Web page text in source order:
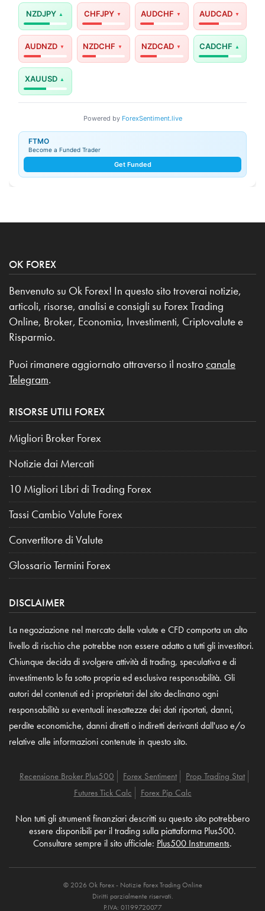
NZDJPY CHFJPY AUDCHF AUDCAD
AUDNZD NZDCHF NZDCAD CADCHF
XAUUSD
Powered by ForexSentiment.live
FTMO
Become a Funded Trader
Get Funded
OK FOREX
Benvenuto su Ok Forex! In questo sito troverai notizie,
articoli, risorse, analisi e consigli su Forex Trading
Online, Broker, Economia, Investimenti, Criptovalute e
Risparmio.
Puoi rimanere aggiornato attraverso il nostro canale
Telegram.
RISORSE UTILI FOREX
Migliori Broker Forex
Notizie dai Mercati
10 Migliori Libri di Trading Forex
Tassi Cambio Valute Forex
Convertitore di Valute
Glossario Termini Forex
DISCLAIMER
La negoziazione nel mercato delle valute e CFD comporta un alto
livello di rischio che potrebbe non essere adatto a tutti gli investitori.
Chiunque decida di svolgere attività di trading, speculativa e di
investimento lo fa sotto propria ed esclusiva responsabilità. Gli
autori del contenuti ed i proprietari del sito declinano ogni
responsabilità su eventuali inesattezze dei dati riportati, danni,
perdite economiche, danni diretti o indiretti derivanti dall'uso e/o
relative alle informazioni contenute in questo sito.
Recensione Broker Plus500 Forex Sentiment
Prop Trading Stat
Futures Tick Calc
Forex Pip Calc
Non tutti gli strumenti finanziari descritti su questo sito potrebbero
essere disponibili per il trading sulla piattaforma Plus500.
Consultare sempre il sito ufficiale: Plus500 Instruments.
© 2026 Ok Forex - Notizie Forex Trading Online
Diritti parzialmente riservati.
P.IVA: 01199720077